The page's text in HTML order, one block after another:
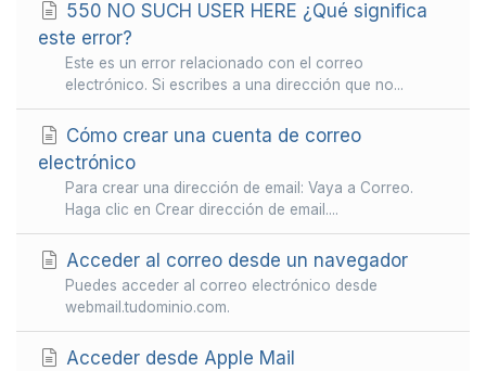
550 NO SUCH USER HERE ¿Qué significa
este error?
Este es un error relacionado con el correo
electrónico. Si escribes a una dirección que no...
Cómo crear una cuenta de correo
electrónico
Para crear una dirección de email: Vaya a Correo.
Haga clic en Crear dirección de email....
Acceder al correo desde un navegador
Puedes acceder al correo electrónico desde
webmail.tudominio.com.
Acceder desde Apple Mail